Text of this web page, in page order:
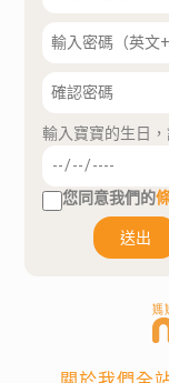
輸入寶寶的生日
您同意我們的
送出